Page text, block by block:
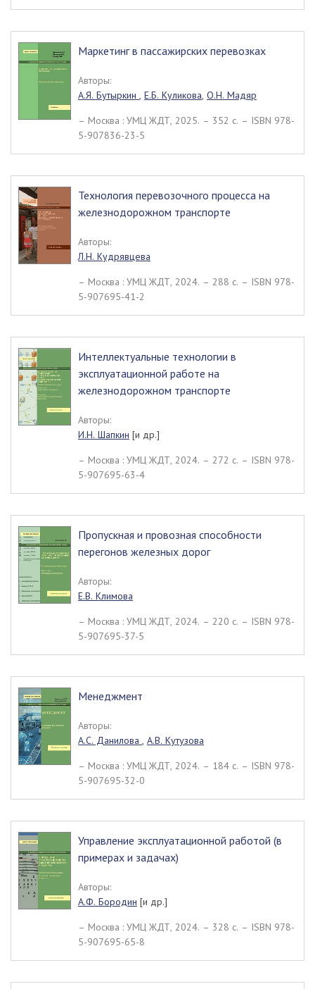
Маркетинг в пассажирских перевозках
Авторы:
А.Я. Бутыркин , Е.Б. Куликова, О.Н. Мадяр
– Москва : УМЦ ЖДТ, 2025. – 352 c. – ISBN 978-
5-907836-23-5
Технология перевозочного процесса на
железнодорожном транспорте
Авторы:
Л.Н. Кудрявцева
– Москва : УМЦ ЖДТ, 2024. – 288 c. – ISBN 978-
5-907695-41-2
Интеллектуальные технологии в
эксплуатационной работе на
железнодорожном транспорте
Авторы:
И.Н. Шапкин [и др.]
– Москва : УМЦ ЖДТ, 2024. – 272 c. – ISBN 978-
5-907695-63-4
Пропускная и провозная способности
перегонов железных дорог
Авторы:
Е.В. Климова
– Москва : УМЦ ЖДТ, 2024. – 220 c. – ISBN 978-
5-907695-37-5
Менеджмент
Авторы:
А.С. Данилова , А.В. Кутузова
– Москва : УМЦ ЖДТ, 2024. – 184 c. – ISBN 978-
5-907695-32-0
Управление эксплуатационной работой (в
примерах и задачах)
Авторы:
А.Ф. Бородин [и др.]
– Москва : УМЦ ЖДТ, 2024. – 328 c. – ISBN 978-
5-907695-65-8